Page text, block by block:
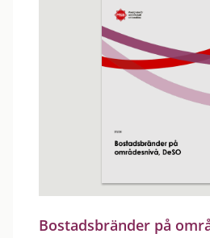
Bostadsbränder på